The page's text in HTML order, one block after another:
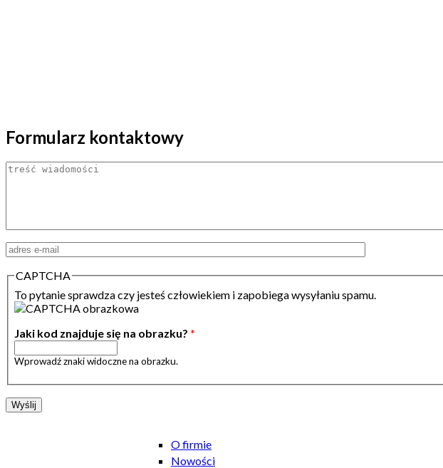
Formularz kontaktowy
Treść
Adres email
CAPTCHA
To pytanie sprawdza czy jesteś człowiekiem i zapobiega wysyłaniu spamu.
Jaki kod znajduje się na obrazku? *
Wprowadź znaki widoczne na obrazku.
O firmie
Nowości